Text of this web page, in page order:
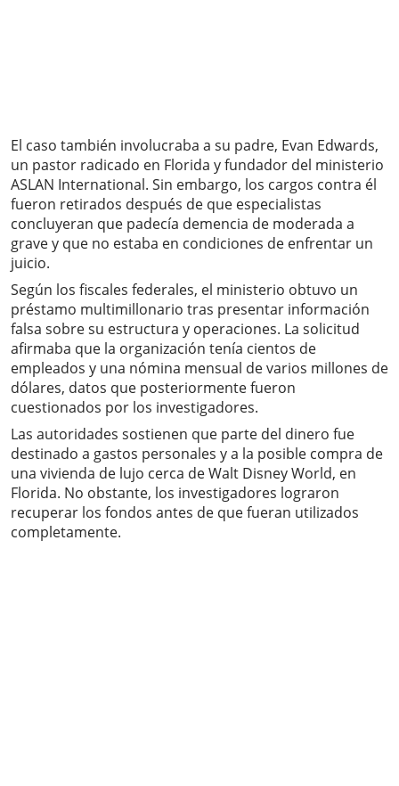
El caso también involucraba a su padre, Evan Edwards,
un pastor radicado en Florida y fundador del ministerio
ASLAN International. Sin embargo, los cargos contra él
fueron retirados después de que especialistas
concluyeran que padecía demencia de moderada a
grave y que no estaba en condiciones de enfrentar un
juicio.
Según los fiscales federales, el ministerio obtuvo un
préstamo multimillonario tras presentar información
falsa sobre su estructura y operaciones. La solicitud
afirmaba que la organización tenía cientos de
empleados y una nómina mensual de varios millones de
dólares, datos que posteriormente fueron
cuestionados por los investigadores.
Las autoridades sostienen que parte del dinero fue
destinado a gastos personales y a la posible compra de
una vivienda de lujo cerca de Walt Disney World, en
Florida. No obstante, los investigadores lograron
recuperar los fondos antes de que fueran utilizados
completamente.